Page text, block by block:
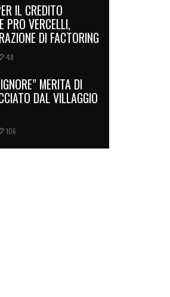
IL CREDITO
PRO VERCELLI,
DI FACTORING
48
MERITA DI
DAL VILLAGGIO
106